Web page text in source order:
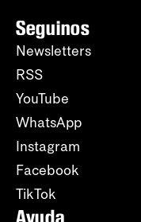
Seguinos
Newsletters
RSS
YouTube
WhatsApp
Instagram
Facebook
TikTok
Ayuda